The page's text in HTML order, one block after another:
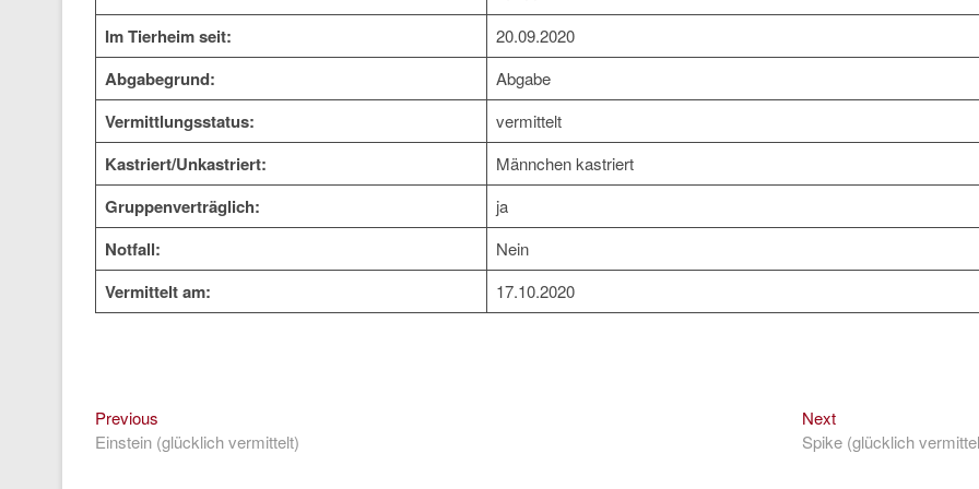
Im Tierheim seit: 20.09.2020
Abgabegrund: Abgabe
Vermittlungsstatus: vermittelt
Kastriert/Unkastriert: Männchen kastriert
Gruppenverträglich: ja
Notfall: Nein
Vermittelt am: 17.10.2020
Beitragsnavigation
Previous
post:
Einstein (glücklich vermittelt)
NextNext
post:
Spike (glücklich